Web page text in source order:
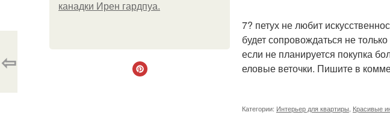
канадки Ирен гардпуа.
7? петух не любит
будет сопровождаться не
если не планируется покупка
еловые веточки. Пишите в
Категории: Интерьер для квартиры Красивые
⇦